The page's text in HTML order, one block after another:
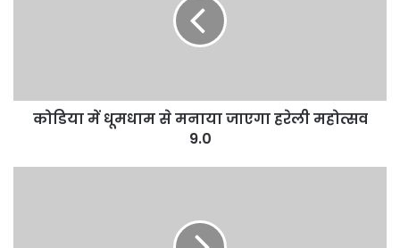
कोडिया में धूमधाम से मनाया जाएगा हरेली महोत्सव
9.0